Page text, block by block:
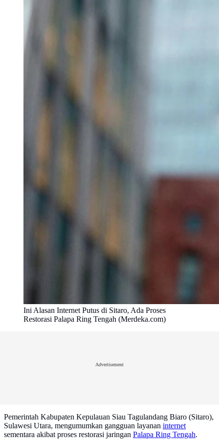
Ini Alasan Internet Putus di Sitaro, Ada Proses
Restorasi Palapa Ring Tengah (Merdeka.com)
Advertisement
Pemerintah Kabupaten Kepulauan Siau Tagulandang Biaro (Sitaro),
Sulawesi Utara, mengumumkan gangguan layanan internet
sementara akibat proses restorasi jaringan Palapa Ring Tengah.